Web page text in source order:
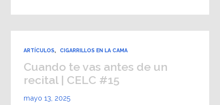
ARTÍCULOS, CIGARRILLOS EN LA CAMA
Cuando te vas antes de un
recital | CELC #15
mayo 13, 2025